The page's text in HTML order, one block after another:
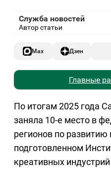
Служба новостей
Автор статьи
Max Дзен
Главные
По итогам 2025 года
заняла 10-е место в
регионов по развитию
подготовленном
креативных